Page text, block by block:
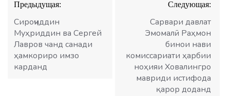
по
записям
Предыдущая:
Сироҷиддин
Муҳриддин ва Сергей
Лавров чанд санади
ҳамкориро имзо
карданд
Следующая:
Сарвари давлат
Эмомалӣ Раҳмон
бинои нави
комиссариати ҳарбии
ноҳияи Ховалингро
мавриди истифода
қарор доданд